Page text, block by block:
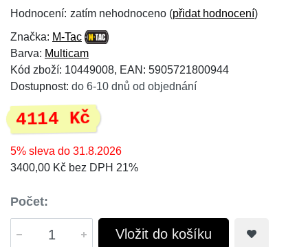
Hodnocení: zatím nehodnoceno (přidat hodnocení)
Značka: M-Tac
Barva: Multicam
Kód zboží: 10449008, EAN: 5905721800944
Dostupnost: do 6-10 dnů od objednání
4114 Kč
5% sleva do 31.8.2026
3400,00 Kč bez DPH 21%
Počet:
Vložit do košíku